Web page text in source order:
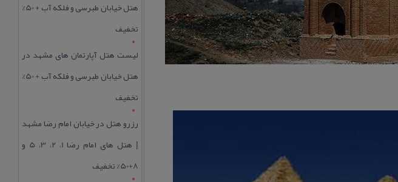
هتل خیابان طبرسی و فلکه آب + 50%
تخفیف
لیست هتل آپارتمان های مشهد در
هتل خیابان طبرسی و فلکه آب + 50%
تخفیف
رزرو هتل در خیابان امام رضا مشهد
| هتل‌ های امام رضا 1، 2، 3، 5 و
8+50% تخفیف